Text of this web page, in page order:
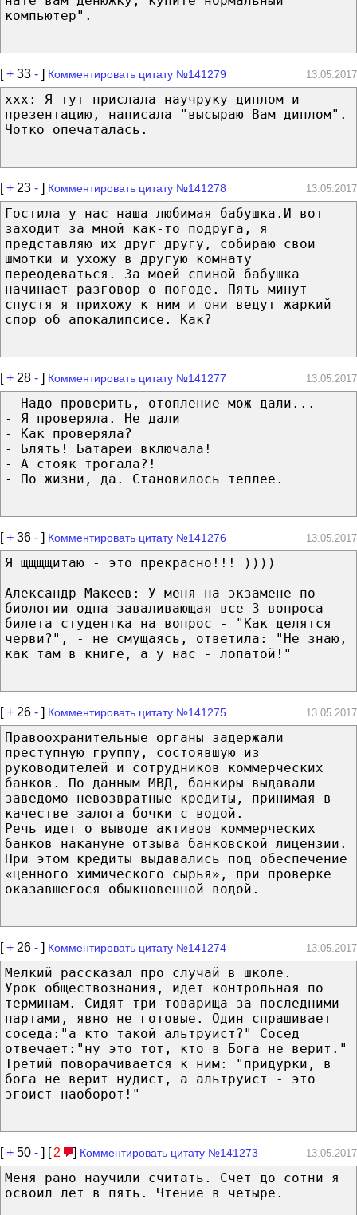
компьютер".
[+ 33 - ] Комментировать цитату №141279 13.05.2017
ххх: Я тут прислала научруку диплом и
презентацию, написала "высыраю Вам диплом".
Чотко опечаталась.
[+ 23 - ] Комментировать цитату №141278 13.05.2017
Гостила у нас наша любимая бабушка.И вот
заходит за мной как-то подруга, я
представляю их друг другу, собираю свои
шмотки и ухожу в другую комнату
переодеваться. За моей спиной бабушка
начинает разговор о погоде. Пять минут
спустя я прихожу к ним и они ведут жаркий
спор об апокалипсисе. Как?
[+ 28 - ] Комментировать цитату №141277 13.05.2017
- Надо проверить, отопление мож дали...
- Я проверяла. Не дали
- Как проверяла?
- Блять! Батареи включала!
- А стояк трогала?!
- По жизни, да. Становилось теплее.
[+ 36 - ] Комментировать цитату №141276 13.05.2017
Я щщщщитаю - это прекрасно!!! ))))
Александр Макеев: У меня на экзамене по
биологии одна заваливающая все 3 вопроса
билета студентка на вопрос - "Как делятся
черви?", - не смущаясь, ответила: "Не знаю,
как там в книге, а у нас - лопатой!"
[+ 26 - ] Комментировать цитату №141275 13.05.2017
Правоохранительные органы задержали
преступную группу, состоявшую из
руководителей и сотрудников коммерческих
банков. По данным МВД, банкиры выдавали
заведомо невозвратные кредиты, принимая в
качестве залога бочки с водой.
Речь идет о выводе активов коммерческих
банков накануне отзыва банковской лицензии.
При этом кредиты выдавались под обеспечение
«ценного химического сырья», при проверке
оказавшегося обыкновенной водой.
[+ 26 - ] Комментировать цитату №141274 13.05.2017
Мелкий рассказал про случай в школе.
Урок обществознания, идет контрольная по
терминам. Сидят три товарища за последними
партами, явно не готовые. Один спрашивает
соседа:"а кто такой альтруист?" Сосед
отвечает:"ну это тот, кто в Бога не верит."
Третий поворачивается к ним: "придурки, в
бога не верит нудист, а альтруист - это
эгоист наоборот!"
[+ 50 - ] [ 2 ] Комментировать цитату №141273 13.05.2017
Меня рано научили считать. Счет до сотни я
освоил лет в пять. Чтение в четыре.